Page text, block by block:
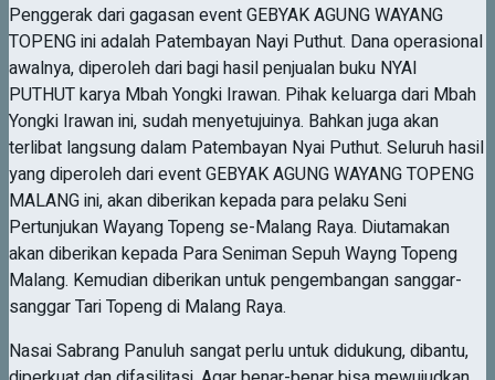
Penggerak dari gagasan event GEBYAK AGUNG WAYANG
TOPENG ini adalah Patembayan Nayi Puthut. Dana operasional
awalnya, diperoleh dari bagi hasil penjualan buku NYAI
PUTHUT karya Mbah Yongki Irawan. Pihak keluarga dari Mbah
Yongki Irawan ini, sudah menyetujuinya. Bahkan juga akan
terlibat langsung dalam Patembayan Nyai Puthut. Seluruh hasil
yang diperoleh dari event GEBYAK AGUNG WAYANG TOPENG
MALANG ini, akan diberikan kepada para pelaku Seni
Pertunjukan Wayang Topeng se-Malang Raya. Diutamakan
akan diberikan kepada Para Seniman Sepuh Wayng Topeng
Malang. Kemudian diberikan untuk pengembangan sanggar-
sanggar Tari Topeng di Malang Raya.
Nasai Sabrang Panuluh sangat perlu untuk didukung, dibantu,